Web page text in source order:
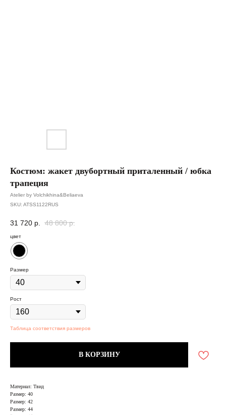
Костюм: жакет двубортный приталенный / юбка
трапеция
Atelier by Volchikhina&Beliaeva
SKU: ATSS1122RUS
31 720 р. 48 800 р.
цвет
Размер
Рост
Таблица соответствия размеров
В КОРЗИНУ
Материал: Твид
Размер: 40
Размер: 42
Размер: 44